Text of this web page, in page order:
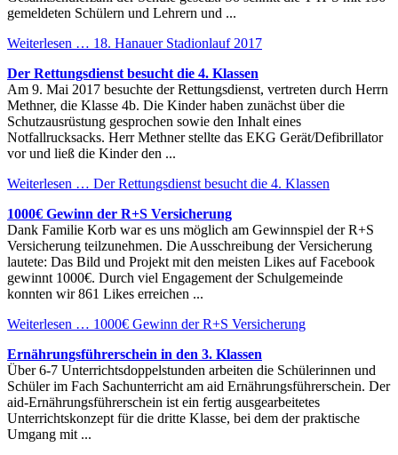
gemeldeten Schülern und Lehrern und ...
Weiterlesen … 18. Hanauer Stadionlauf 2017
Der Rettungsdienst besucht die 4. Klassen
Am 9. Mai 2017 besuchte der Rettungsdienst, vertreten durch Herrn
Methner, die Klasse 4b. Die Kinder haben zunächst über die
Schutzausrüstung gesprochen sowie den Inhalt eines
Notfallrucksacks. Herr Methner stellte das EKG Gerät/Defibrillator
vor und ließ die Kinder den ...
Weiterlesen … Der Rettungsdienst besucht die 4. Klassen
1000€ Gewinn der R+S Versicherung
Dank Familie Korb war es uns möglich am Gewinnspiel der R+S
Versicherung teilzunehmen. Die Ausschreibung der Versicherung
lautete: Das Bild und Projekt mit den meisten Likes auf Facebook
gewinnt 1000€. Durch viel Engagement der Schulgemeinde
konnten wir 861 Likes erreichen ...
Weiterlesen … 1000€ Gewinn der R+S Versicherung
Ernährungsführerschein in den 3. Klassen
Über 6-7 Unterrichtsdoppelstunden arbeiten die Schülerinnen und
Schüler im Fach Sachunterricht am aid Ernährungsführerschein. Der
aid-Ernährungsführerschein ist ein fertig ausgearbeitetes
Unterrichtskonzept für die dritte Klasse, bei dem der praktische
Umgang mit ...